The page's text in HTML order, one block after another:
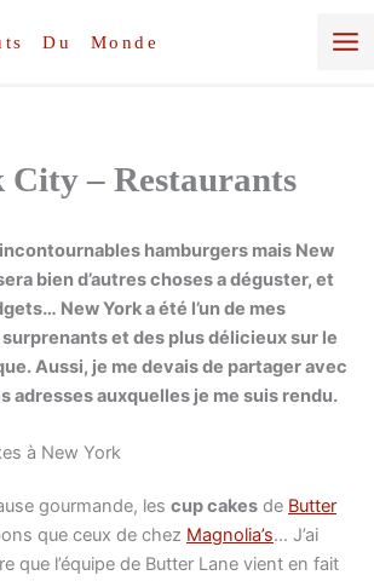
Du Monde
City – Restaurants
incontournables hamburgers mais New
bien d’autres choses a déguster, et
New York a été l’un de mes
et des plus délicieux sur le
Aussi, je me devais de partager avec
adresses auxquelles je me suis rendu.
à New York
gourmande, les cup cakes de Butter
que ceux de chez Magnolia’s… J’ai
que l’équipe de Butter Lane vient en fait